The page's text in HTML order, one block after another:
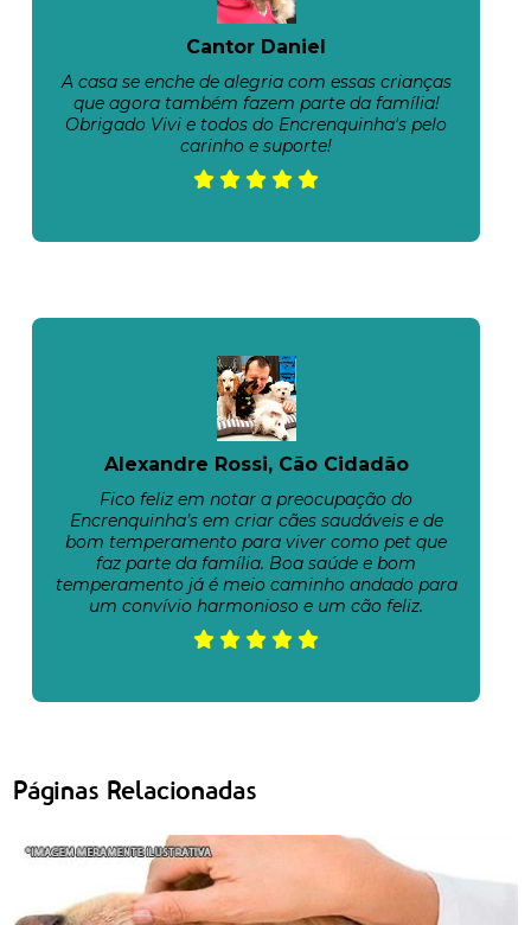
Cantor Daniel
A casa se enche de alegria com essas crianças
que agora também fazem parte da família!
Obrigado Vivi e todos do Encrenquinha's pelo
carinho e suporte!
Alexandre Rossi, Cão Cidadão
Fico feliz em notar a preocupação do
Encrenquinha’s em criar cães saudáveis e de
bom temperamento para viver como pet que
faz parte da família. Boa saúde e bom
temperamento já é meio caminho andado para
um convívio harmonioso e um cão feliz.
Páginas Relacionadas